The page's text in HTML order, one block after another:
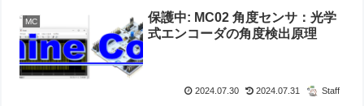
MC
保護中: MC02 角度センサ：光学
式エンコーダの角度検出原理
2024.07.30 2024.07.31 Staff